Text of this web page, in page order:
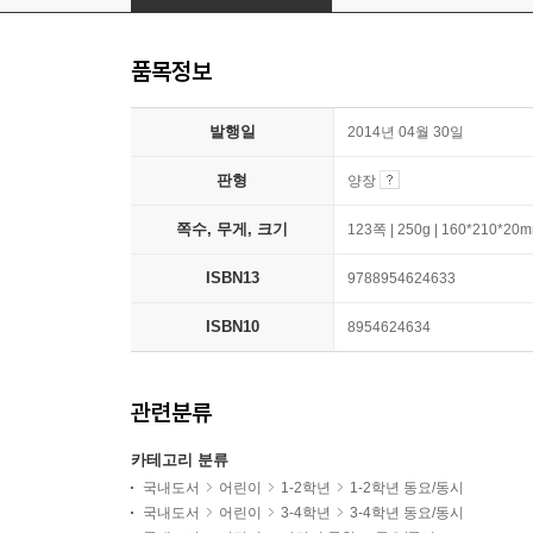
품목정보
발행일 2014년 04월 30일
판형 양장
쪽수, 무게, 크기 123쪽 | 250g |
ISBN13 9788954624633
ISBN10 8954624634
관련분류
카테고리 분류
국내도서 어린이 1-2학년
1-2학년 동요/동시
국내도서
어린이 3-4학년
3-4학년 동요/동시